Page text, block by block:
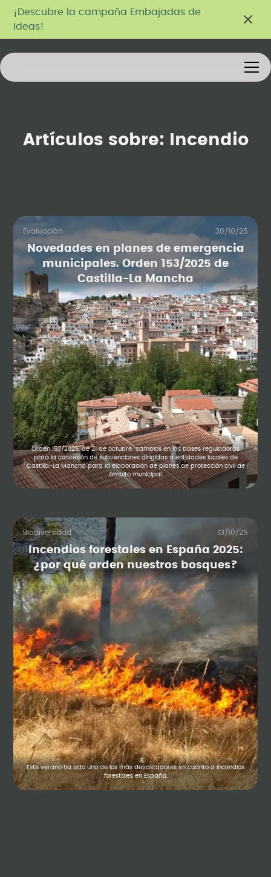
¡Descubre la campaña Embajadas de
Ideas!
Artículos sobre: Incendio
Evaluación 30/10/25
Novedades en planes de emergencia
municipales. Orden 153/2025 de
Castilla-La Mancha
Orden 153/2025, de 21 de octubre: cambios en las bases reguladoras
para la concesión de subvenciones dirigidas a entidades locales de
Castilla-La Mancha para la elaboración de planes de protección civil de
ámbito municipal.
Biodiversidad 13/10/25
Incendios forestales en España 2025:
¿por qué arden nuestros bosques?
Este verano ha sido uno de los más devastadores en cuanto a incendios
forestales en España.